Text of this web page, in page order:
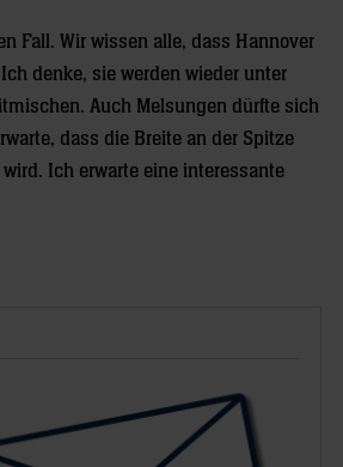
Fall. Wir wissen alle, dass Hannover
denke, sie werden wieder unter
Auch Melsungen dürfte sich
dass die Breite an der Spitze
Ich erwarte eine interessante